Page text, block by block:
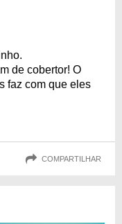
de cobertor! O
faz com que eles
COMPARTILHAR